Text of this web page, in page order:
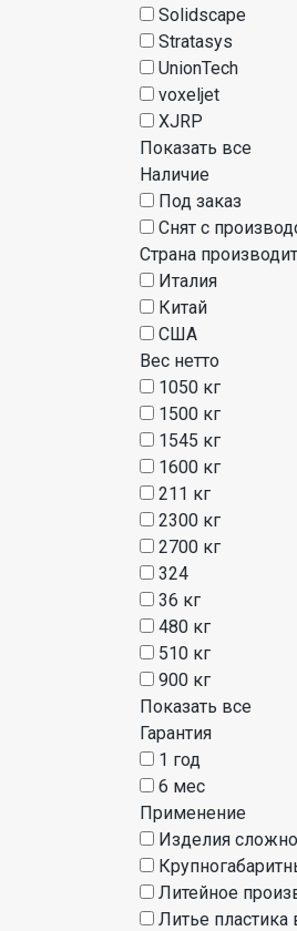
Solidscape
Stratasys
UnionTech
voxeljet
XJRP
Показать все
Наличие
Под заказ
Снят с
Страна
Италия
Китай
США
Вес нетто
1050 кг
1500 кг
1545 кг
1600 кг
211 кг
2300 кг
2700 кг
324
36 кг
480 кг
510 кг
900 кг
Показать все
Гарантия
1 год
6 мес
Применение
Изделия
Литейное
Литье пластика